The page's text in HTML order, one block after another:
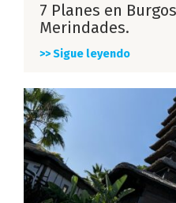
7 Planes en
Merindades.
>> Sigue leyendo